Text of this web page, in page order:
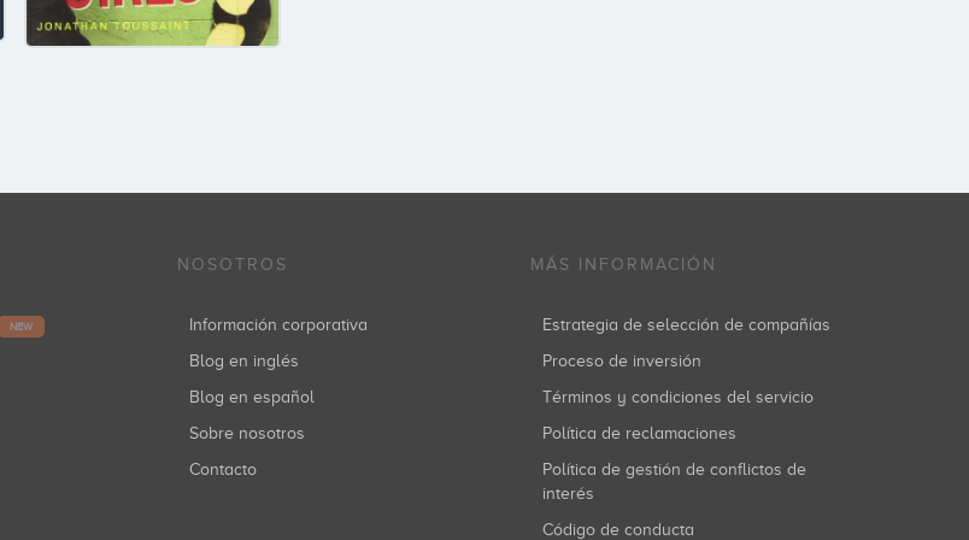
NEW
NOSOTROS
Información corporativa
Blog en inglés
Blog en español
Sobre nosotros
Contacto
MÁS INFORMACIÓN
Estrategia de selección de compañías
Proceso de inversión
Términos y condiciones del servicio
Política de reclamaciones
Política de gestión de conflictos de
interés
Código de conducta